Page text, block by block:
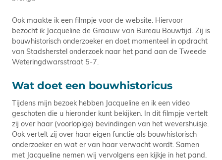
Ook maakte ik een filmpje voor de website. Hiervoor
bezocht ik Jacqueline de Graauw van Bureau Bouwtijd. Zij is
bouwhistorisch onderzoeker en doet momenteel in opdracht
van Stadsherstel onderzoek naar het pand aan de Tweede
Weteringdwarsstraat 5-7.
Wat doet een bouwhistoricus
Tijdens mijn bezoek hebben Jacqueline en ik een video
geschoten die u hieronder kunt bekijken. In dit filmpje vertelt
zij over haar (voorlopige) bevindingen van het wevershuisje.
Ook vertelt zij over haar eigen functie als bouwhistorisch
onderzoeker en wat er van haar verwacht wordt. Samen
met Jacqueline nemen wij vervolgens een kijkje in het pand.